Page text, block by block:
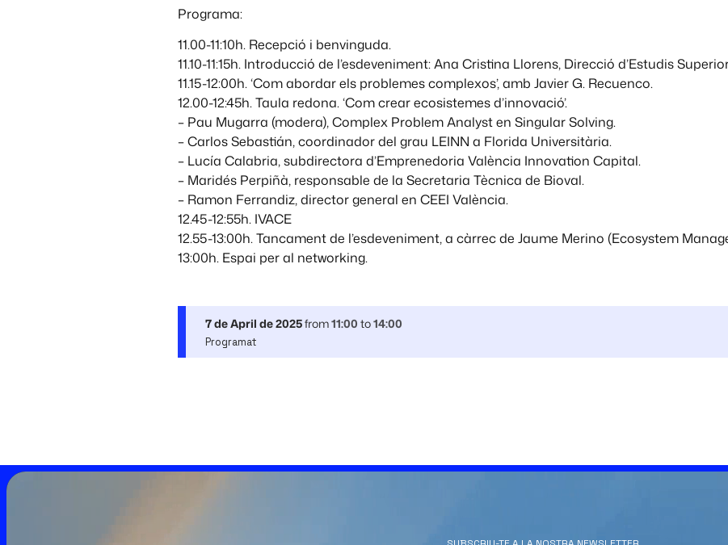
Programa:
11.00-11:10h. Recepció i benvinguda.
11.10-11:15h. Introducció de l’esdeveniment: Ana Cristina Llorens, Direcció d’Estudis
11.15-12:00h. ‘Com abordar els problemes complexos’, amb Javier G. Recuenco.
12.00-12:45h. Taula redona. ‘Com crear ecosistemes d’innovació’.
– Pau Mugarra (modera), Complex Problem Analyst en Singular Solving.
– Carlos Sebastián, coordinador del grau LEINN a Florida Universitària.
– Lucía Calabria, subdirectora d’Emprenedoria València Innovation Capital.
– Maridés Perpiñà, responsable de la Secretaria Tècnica de Bioval.
– Ramon Ferrandiz, director general en CEEI València.
12.45-12:55h. IVACE
12.55-13:00h. Tancament de l’esdeveniment, a càrrec de Jaume Merino (Ecosystem
13:00h. Espai per al networking.
7 de April de 2025from11:00 to14:00
Programat